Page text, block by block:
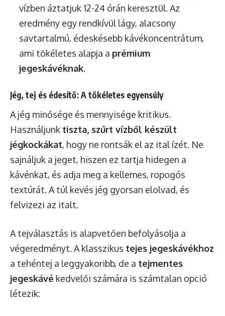
vízben áztatjuk 12-24 órán keresztül. Az
eredmény egy rendkívül lágy, alacsony
savtartalmú, édeskésebb kávékoncentrátum,
ami tökéletes alapja a prémium
jegeskávéknak.
Jég, tej és édesítő: A tökéletes egyensúly
A jég minősége és mennyisége kritikus.
Használjunk tiszta, szűrt vízből készült
jégkockákat, hogy ne rontsák el az ital ízét. Ne
sajnáljuk a jeget, hiszen ez tartja hidegen a
kávénkat, és adja meg a kellemes, ropogós
textúrát. A túl kevés jég gyorsan elolvad, és
felvizezi az italt.
A tejválasztás is alapvetően befolyásolja a
végeredményt. A klasszikus tejes jegeskávékhoz
a tehéntej a leggyakoribb, de a tejmentes
jegeskávé kedvelői számára is számtalan opció
létezik: